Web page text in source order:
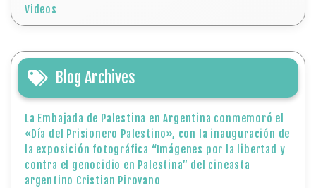
Videos
Blog Archives
La Embajada de Palestina en Argentina conmemoró el
«Día del Prisionero Palestino», con la inauguración de
la exposición fotográfica “Imágenes por la libertad y
contra el genocidio en Palestina” del cineasta
argentino Cristian Pirovano